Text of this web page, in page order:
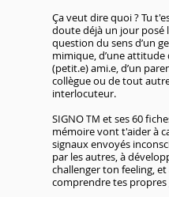
Ça veut dire quoi ? Tu
doute déjà un jour posé
question du sens d’un
mimique, d’une attitude
(petit.e) ami.e, d’un
collègue ou de tout
interlocuteur.
SIGNOTM et ses 60
mémoire vont t'aider à
signaux envoyés
par les autres, à
challenger ton feeling, et
comprendre tes propres